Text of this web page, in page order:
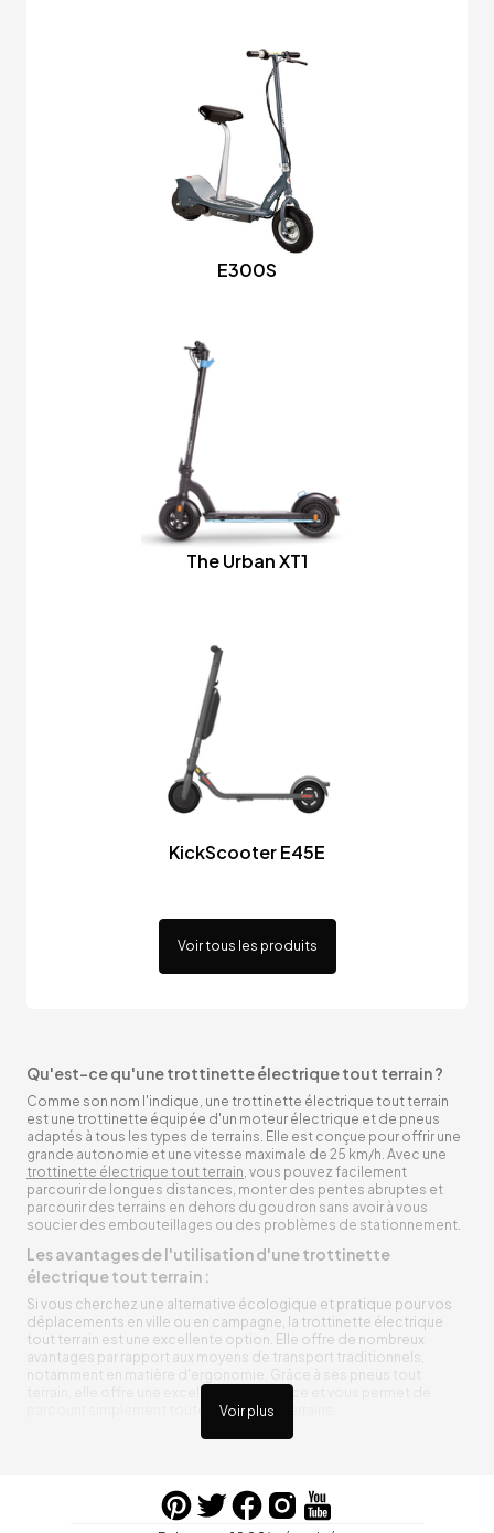
E300S
The Urban XT1
KickScooter E45E
Voir tous les produits
Voir plus
Qu'est-ce qu'une trottinette électrique tout terrain ?
Comme son nom l'indique, une trottinette électrique tout terrain
est une trottinette équipée d'un moteur électrique et de pneus
adaptés à tous les types de terrains. Elle est conçue pour offrir une
grande autonomie et une vitesse maximale de 25 km/h. Avec une
trottinette électrique tout terrain, vous pouvez facilement
parcourir de longues distances, monter des pentes abruptes et
parcourir des terrains en dehors du goudron sans avoir à vous
soucier des embouteillages ou des problèmes de stationnement.
Les avantages de l'utilisation d'une trottinette
électrique tout terrain :
Si vous cherchez une alternative écologique et pratique pour vos
déplacements en ville ou en campagne, la trottinette électrique
tout terrain est une excellente option. Elle offre de nombreux
avantages par rapport aux moyens de transport traditionnels,
notamment en matière d'ergonomie. Grâce à ses pneus tout
terrain, elle offre une excellente adhérence et vous permet de
parcourir simplement toutes sortes de terrains.
Trottinette électrique tout terrain ergonomique
entre vos trajets, vous n’aurez pas à vous soucier de l’état de sa
batterie. De plus, elle est équipée de pneus résistants qui peuvent